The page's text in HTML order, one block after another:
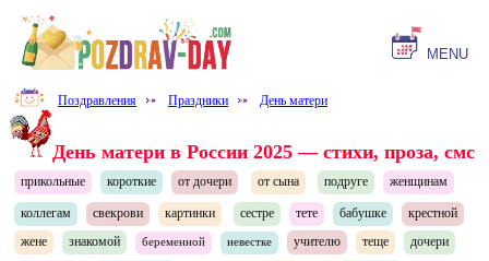
MENU
Поздравления ⤐ Праздники ⤐ День матери
День матери в России 2025 — стихи, проза, смс
прикольные короткие от дочери от сына подруге женщинам
коллегам свекрови картинки сестре тете бабушке
крестной
жене
знакомой беременной невестке учителю теще дочери